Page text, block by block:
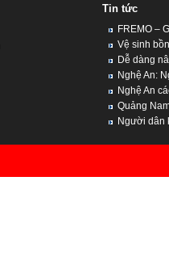
Tin tức
FREMO –
Vệ sinh
Dễ dàng
Nghệ An:
Nghệ An
Quảng
Người dân